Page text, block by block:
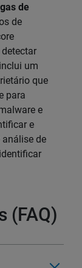
de
de
um
que
para
e
e
de
(FAQ)